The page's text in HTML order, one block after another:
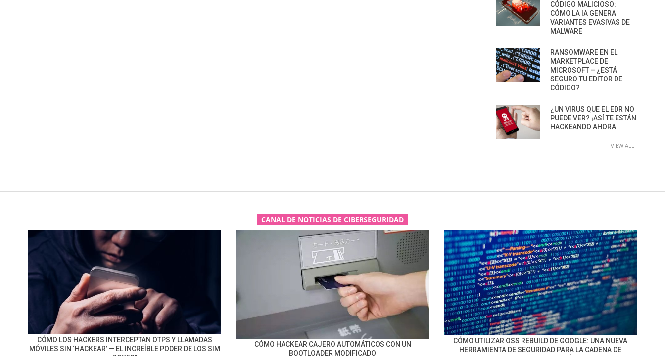
CÓDIGO MALICIOSO:
CÓMO LA IA GENERA
VARIANTES EVASIVAS DE
MALWARE
RANSOMWARE EN EL
MARKETPLACE DE
MICROSOFT – ¿ESTÁ
SEGURO TU EDITOR DE
CÓDIGO?
¿UN VIRUS QUE EL EDR NO
PUEDE VER? ¡ASÍ TE ESTÁN
HACKEANDO AHORA!
VIEW ALL
CANAL DE NOTICIAS DE CIBERSEGURIDAD
CÓMO LOS HACKERS INTERCEPTAN OTPS Y LLAMADAS
MÓVILES SIN ‘HACKEAR’ — EL INCREÍBLE PODER DE LOS SIM
CÓMO HACKEAR CAJERO AUTOMÁTICOS CON UN
BOOTLOADER MODIFICADO
CÓMO UTILIZAR OSS REBUILD DE GOOGLE: UNA NUEVA
HERRAMIENTA DE SEGURIDAD PARA LA CADENA DE